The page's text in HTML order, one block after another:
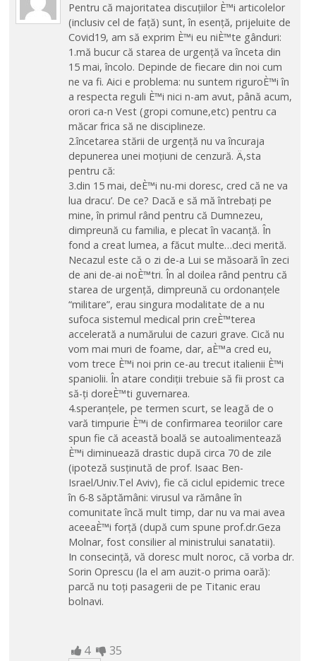
Pentru că majoritatea discuțiilor È™i articolelor
(inclusiv cel de față) sunt, în esență, prijeluite de
Covid19, am să exprim È™i eu niÈ™te gânduri:
1.mă bucur că starea de urgență va înceta din
15 mai, încolo. Depinde de fiecare din noi cum
ne va fi. Aici e problema: nu suntem riguroÈ™i în
a respecta reguli È™i nici n-am avut, până acum,
orori ca-n Vest (gropi comune,etc) pentru ca
măcar frica să ne disciplineze.
2.încetarea stării de urgență nu va încuraja
depunerea unei moțiuni de cenzură. Ä‚sta
pentru că:
3.din 15 mai, deÈ™i nu-mi doresc, cred că ne va
lua dracu’. De ce? Dacă e să mă întrebați pe
mine, în primul rând pentru că Dumnezeu,
dimpreună cu familia, e plecat în vacanță. În
fond a creat lumea, a făcut multe…deci merită.
Necazul este că o zi de-a Lui se măsoară în zeci
de ani de-ai noÈ™tri. În al doilea rând pentru că
starea de urgență, dimpreună cu ordonanțele
“militare”, erau singura modalitate de a nu
sufoca sistemul medical prin creÈ™terea
accelerată a numărului de cazuri grave. Cică nu
vom mai muri de foame, dar, aÈ™a cred eu,
vom trece È™i noi prin ce-au trecut italienii È™i
spaniolii. În atare condiții trebuie să fii prost ca
să-ți doreÈ™ti guvernarea.
4.speranțele, pe termen scurt, se leagă de o
vară timpurie È™i de confirmarea teoriilor care
spun fie că această boală se autoalimentează
È™i diminuează drastic după circa 70 de zile
(ipoteză susținută de prof. Isaac Ben-
Israel/Univ.Tel Aviv), fie că ciclul epidemic trece
în 6-8 săptămâni: virusul va rămâne în
comunitate încă mult timp, dar nu va mai avea
aceeaÈ™i forță (după cum spune prof.dr.Geza
Molnar, fost consilier al ministrului sanatatii).
In consecință, vă doresc mult noroc, că vorba dr.
Sorin Oprescu (la el am auzit-o prima oară):
parcă nu toți pasagerii de pe Titanic erau
bolnavi.
4 35